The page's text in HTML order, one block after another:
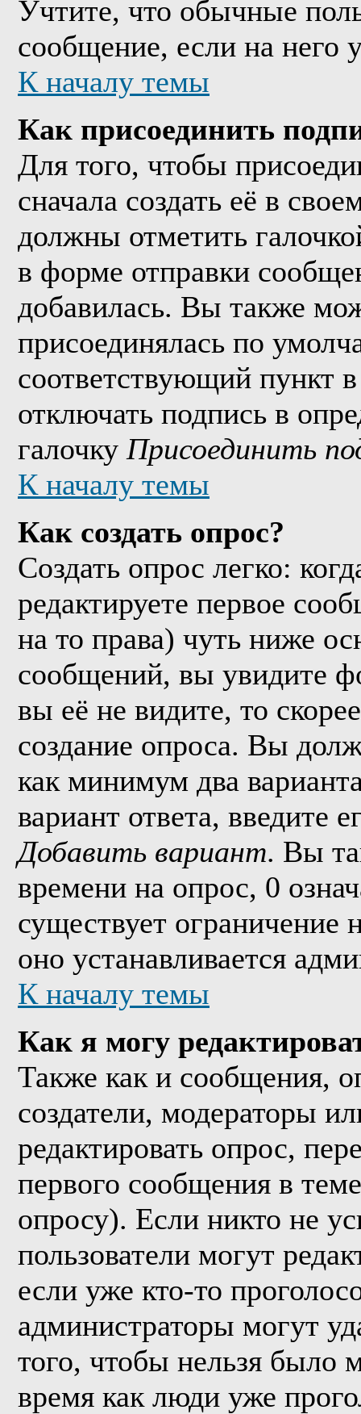
Учтите, что обычные
сообщение, если на него
К началу темы
Как присоединить
Для того, чтобы
сначала создать её в
должны отметить
в форме отправки
добавилась. Вы также
присоединялась по
соответствующий пункт
отключать подпись в
галочку Присоединить
К началу темы
Как создать опрос?
Создать опрос легко:
редактируете первое
на то права) чуть ниже
сообщений, вы увидите
вы её не видите, то
создание опроса. Вы
как минимум два
вариант ответа, введите
Добавить вариант. Вы
времени на опрос, 0
существует ограничение
оно устанавливается
К началу темы
Как я могу
Также как и сообщения,
создатели, модераторы
редактировать опрос,
первого сообщения в
опросу). Если никто не
пользователи могут
если уже кто-то
администраторы могут
того, чтобы нельзя было
время как люди уже